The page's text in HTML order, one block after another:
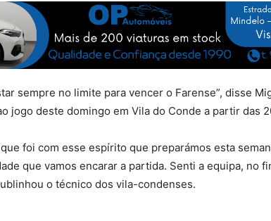
sempre no limite para vencer o Farense”, disse
jogo deste domingo em Vila do Conde a partir das
foi com esse espírito que preparámos esta
que vamos encarar a partida. Senti a equipa, no
o técnico dos vila-condenses.